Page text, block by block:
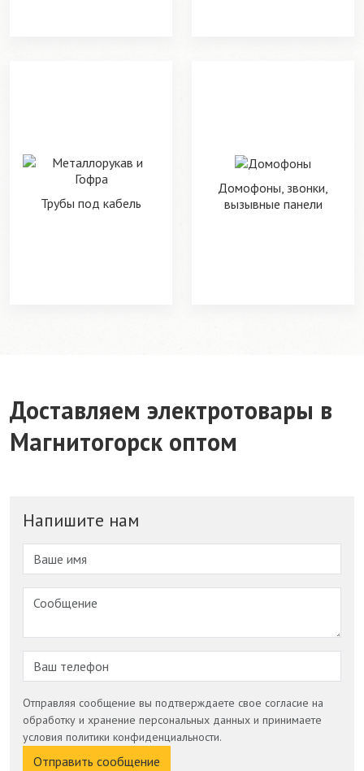
Трубы под кабель
Домофоны, звонки,
вызывные панели
Доставляем электротовары в
Магнитогорск оптом
Напишите нам
Отправляя сообщение вы подтверждаете свое согласие на
обработку и хранение персональных данных и принимаете
условия политики конфиденциальности.
Отправить сообщение